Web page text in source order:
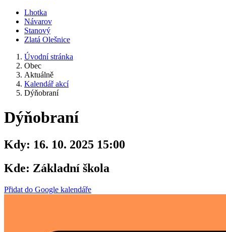
Lhotka
Návarov
Stanový
Zlatá Olešnice
Úvodní stránka
Obec
Aktuálně
Kalendář akcí
Dýňobraní
Dýňobraní
Kdy: 16. 10. 2025 15:00
Kde: Základní škola
Přidat do Google kalendáře